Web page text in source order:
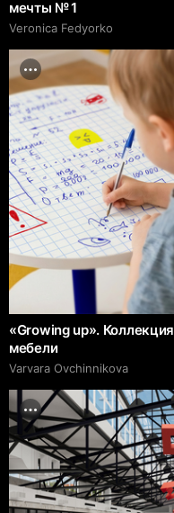
мечты № 1
Veronica Fedyorko
«Growing up». Коллекция
мебели
Varvara Ovchinnikova